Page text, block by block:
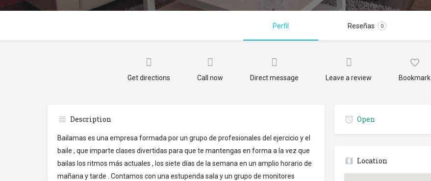
Perfil Reseñas 0
Get directions Call now Direct message Leave a review Bookmark
Description
Bailamas es una empresa formada por un grupo de profesionales del ejercicio y el
baile , que imparte clases divertidas para que te mantengas en forma a la vez que
bailas los ritmos más actuales , los siete días de la semana en un amplio horario de
mañana y tarde . Contamos con una estupenda sala y un grupo de monitores
Open
Location